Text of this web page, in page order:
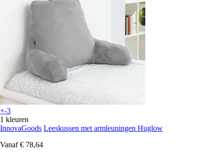
+-3
1 kleuren
InnovaGoods Leeskussen met armleuningen Huglow
Vanaf € 78,64